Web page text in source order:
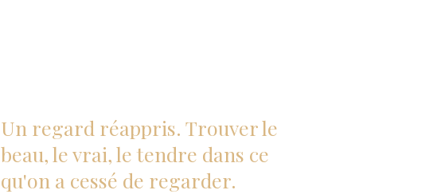
Un regard réappris. Trouver le
beau, le vrai, le tendre dans ce
qu'on a cessé de regarder.